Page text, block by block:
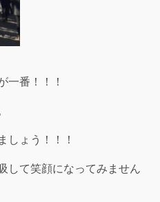
一番！！！
しょう！！！
して笑顔になってみません